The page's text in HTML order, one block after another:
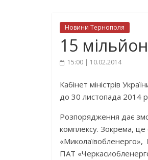
Новини Тернополя
15
15:00 | 10.02.2014
Кабінет міністрів
до 30 листопада 2014
Розпорядження дає
комплексу. Зокрема,
«Миколаївобленерго»,
ПАТ